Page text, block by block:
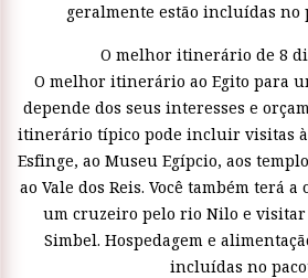
geralmente estão incluídas no
O melhor itinerário de 8
O melhor itinerário ao Egito para
depende dos seus interesses e
itinerário típico pode incluir visitas
Esfinge, ao Museu Egípcio, aos
ao Vale dos Reis. Você também terá
um cruzeiro pelo rio Nilo e visitar
Simbel. Hospedagem e
incluídas no